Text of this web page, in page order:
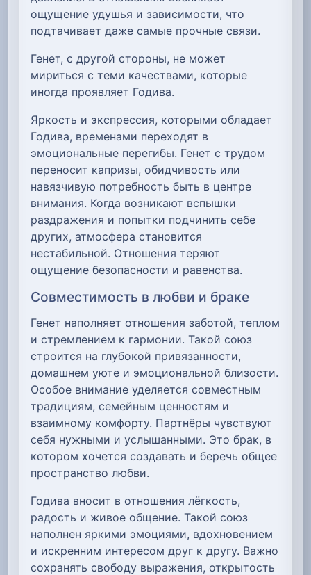
ощущение удушья и зависимости, что
подтачивает даже самые прочные связи.
Генет, с другой стороны, не может
мириться с теми качествами, которые
иногда проявляет Годива.
Яркость и экспрессия, которыми обладает
Годива, временами переходят в
эмоциональные перегибы. Генет с трудом
переносит капризы, обидчивость или
навязчивую потребность быть в центре
внимания. Когда возникают вспышки
раздражения и попытки подчинить себе
других, атмосфера становится
нестабильной. Отношения теряют
ощущение безопасности и равенства.
Совместимость в любви и браке
Генет наполняет отношения заботой, теплом
и стремлением к гармонии. Такой союз
строится на глубокой привязанности,
домашнем уюте и эмоциональной близости.
Особое внимание уделяется совместным
традициям, семейным ценностям и
взаимному комфорту. Партнёры чувствуют
себя нужными и услышанными. Это брак, в
котором хочется создавать и беречь общее
пространство любви.
Годива вносит в отношения лёгкость,
радость и живое общение. Такой союз
наполнен яркими эмоциями, вдохновением
и искренним интересом друг к другу. Важно
сохранять свободу выражения, открытость